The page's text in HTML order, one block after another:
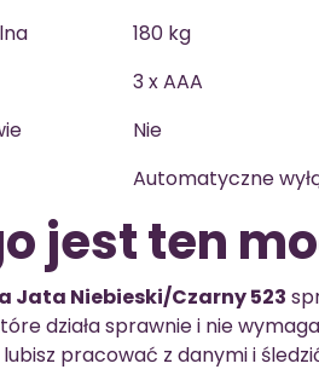
180 kg
3 x AAA
Nie
Automatyczne
jest ten
Jata Niebieski/Czarny 523
działa sprawnie i nie
pracować z danymi i